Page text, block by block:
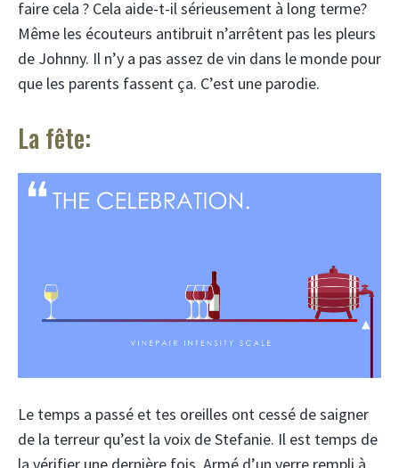
faire cela ? Cela aide-t-il sérieusement à long terme?
Même les écouteurs antibruit n’arrêtent pas les pleurs
de Johnny. Il n’y a pas assez de vin dans le monde pour
que les parents fassent ça. C’est une parodie.
La fête:
Le temps a passé et tes oreilles ont cessé de saigner
de la terreur qu’est la voix de Stefanie. Il est temps de
la vérifier une dernière fois. Armé d’un verre rempli à